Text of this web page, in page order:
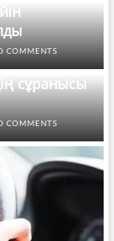
COMMENTS
сұранысы
COMMENTS